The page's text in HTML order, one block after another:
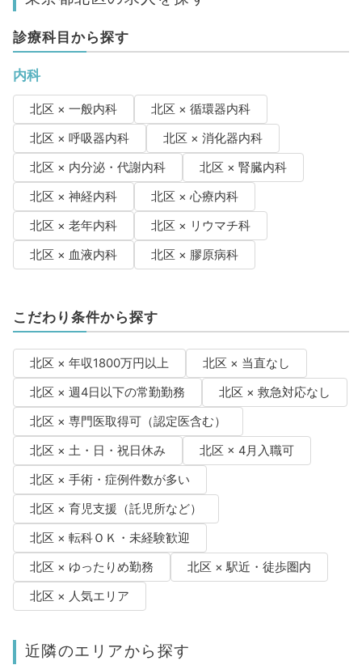
診療科目から探す
内科
北区 × 一般内科
北区 × 循環器内科
北区 × 呼吸器内科
北区 × 消化器内科
北区 × 内分泌・代謝内科
北区 × 腎臓内科
北区 × 神経内科
北区 × 心療内科
北区 × 老年内科
北区 × リウマチ科
北区 × 血液内科
北区 × 膠原病科
こだわり条件から探す
北区 × 年収1800万円以上
北区 × 当直なし
北区 × 週4日以下の常勤勤務
北区 × 救急対応なし
北区 × 専門医取得可（認定医含む）
北区 × 土・日・祝日休み
北区 × 4月入職可
北区 × 手術・症例件数が多い
北区 × 育児支援（託児所など）
北区 × 転科ＯＫ・未経験歓迎
北区 × ゆったりめ勤務
北区 × 駅近・徒歩圏内
北区 × 人気エリア
近隣のエリアから探す